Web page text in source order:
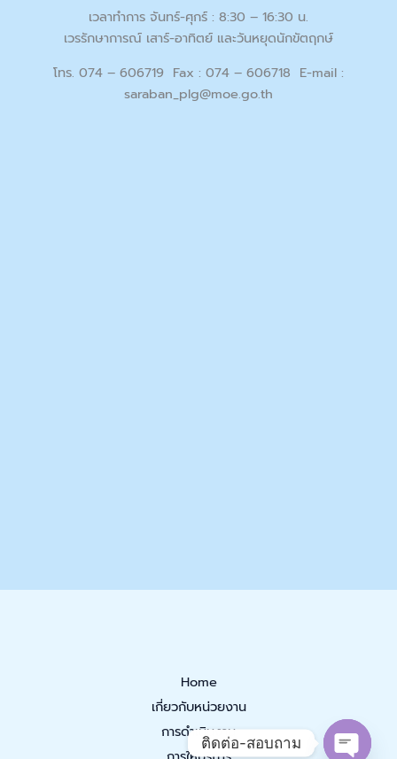
เวลาทำการ จันทร์-ศุกร์ : 8:30 – 16:30 น.
เวรรักษาการณ์ เสาร์-อาทิตย์ และวันหยุดนักขัตฤกษ์
โทร. 074 – 606719 Fax : 074 – 606718 E-mail :
saraban_plg@moe.go.th
Home
เกี่ยวกับหน่วยงาน
การดำเนินงาน
ติดต่อ-สอบถาม